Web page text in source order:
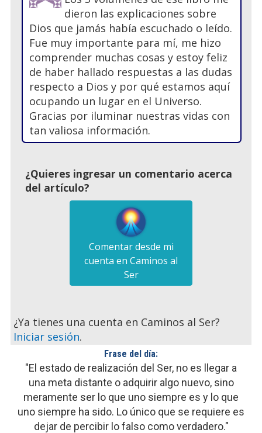
dieron las explicaciones sobre
Dios que jamás había escuchado o leído.
Fue muy importante para mí, me hizo
comprender muchas cosas y estoy feliz
de haber hallado respuestas a las dudas
respecto a Dios y por qué estamos aquí
ocupando un lugar en el Universo.
Gracias por iluminar nuestras vidas con
tan valiosa información.
¿Quieres ingresar un comentario acerca
del artículo?
Comentar desde mi
cuenta en Caminos al
Ser
¿Ya tienes una cuenta en Caminos al Ser?
Iniciar sesión.
Frase del día:
"El estado de realización del Ser, no es llegar a
una meta distante o adquirir algo nuevo, sino
meramente ser lo que uno siempre es y lo que
uno siempre ha sido. Lo único que se requiere es
dejar de percibir lo falso como verdadero."